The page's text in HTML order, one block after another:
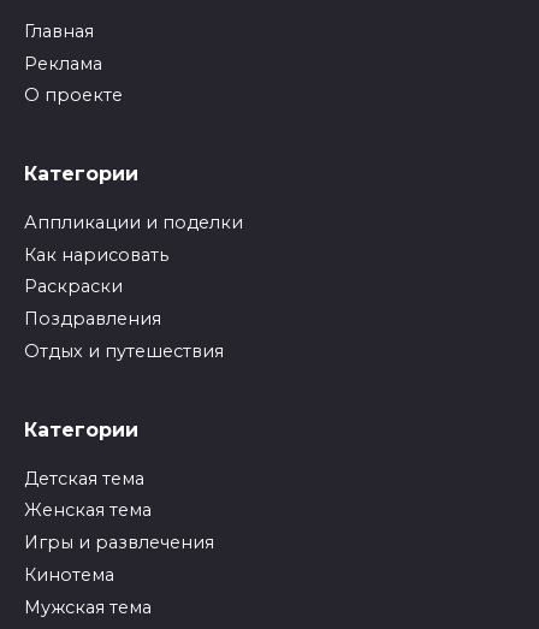
Главная
Реклама
О проекте
Категории
Аппликации и поделки
Как нарисовать
Раскраски
Поздравления
Отдых и путешествия
Категории
Детская тема
Женская тема
Игры и развлечения
Кинотема
Мужская тема